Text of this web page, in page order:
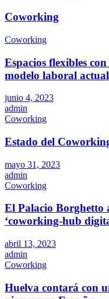
Coworking
Coworking
Espacios flexibles
modelo laboral actual
junio 4, 2023
admin
Coworking
Estado del
mayo 31, 2023
admin
Coworking
El Palacio Borghetto
‘coworking-hub
abril 13, 2023
admin
Coworking
Huelva contará con